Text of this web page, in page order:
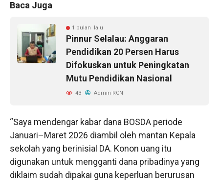
Baca Juga
1 bulan lalu
Pinnur Selalau: Anggaran
Pendidikan 20 Persen Harus
Difokuskan untuk Peningkatan
Mutu Pendidikan Nasional
43 Admin RCN
“Saya mendengar kabar dana BOSDA periode
Januari–Maret 2026 diambil oleh mantan Kepala
sekolah yang berinisial DA. Konon uang itu
digunakan untuk mengganti dana pribadinya yang
diklaim sudah dipakai guna keperluan berurusan